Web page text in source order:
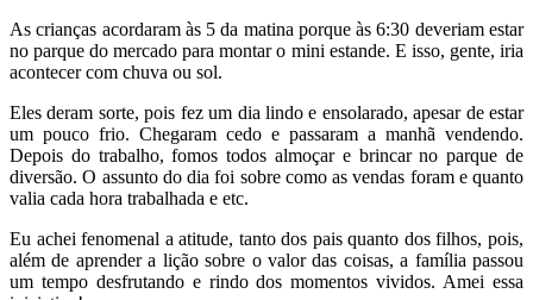
As crianças acordaram às 5 da matina porque às 6:30 deveriam estar
no parque do mercado para montar o mini estande. E isso, gente, iria
acontecer com chuva ou sol.
Eles deram sorte, pois fez um dia lindo e ensolarado, apesar de estar
um pouco frio. Chegaram cedo e passaram a manhã vendendo.
Depois do trabalho, fomos todos almoçar e brincar no parque de
diversão. O assunto do dia foi sobre como as vendas foram e quanto
valia cada hora trabalhada e etc.
Eu achei fenomenal a atitude, tanto dos pais quanto dos filhos, pois,
além de aprender a lição sobre o valor das coisas, a família passou
um tempo desfrutando e rindo dos momentos vividos. Amei essa